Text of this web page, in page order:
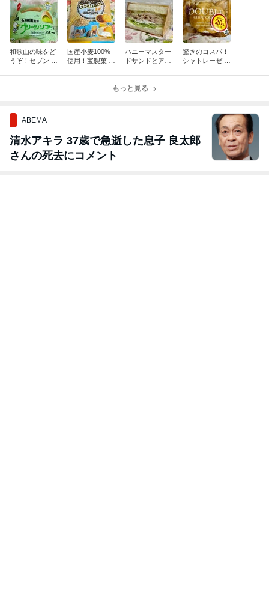
和歌山の味をど
うぞ！セブン 玉
国産小麦100%
使用！宝製菓 グ
ハニーマスター
ドサンドとアル
驚きのコスパ！
シャトレーゼ ダ
もっと見る
ABEMA
清水アキラ 37歳で急逝した息子 良太郎
さんの死去にコメント